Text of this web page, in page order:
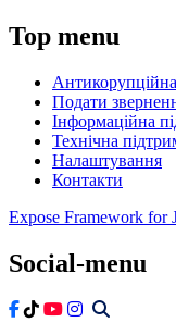
Top menu
Антикорупційна
Подати
Інформаційна
Технічна
Налаштування
Контакти
Expose Framework for
Social-menu